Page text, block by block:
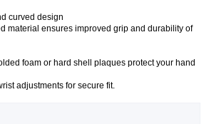
curved design
material ensures improved grip and durability of
foam or hard shell plaques protect your hand
adjustments for secure fit.